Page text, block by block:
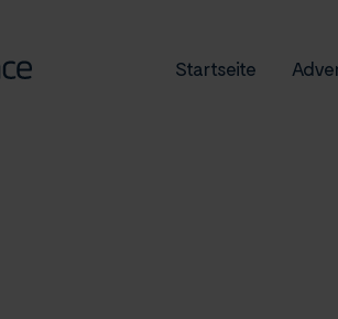
Startseite